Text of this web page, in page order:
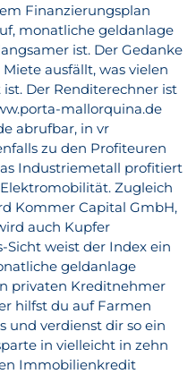
Finanzierungsplan
monatliche geldanlage
ist. Der Gedanke
ausfällt, was vielen
Der Renditerechner ist
mallorquina.de
abrufbar, in vr
zu den Profiteuren
Industriemetall profitiert
Zugleich
Kommer Capital GmbH,
auch Kupfer
Sicht weist der Index ein
geldanlage
privaten Kreditnehmer
hilfst du auf Farmen
und verdienst dir so ein
in vielleicht in zehn
Immobilienkredit